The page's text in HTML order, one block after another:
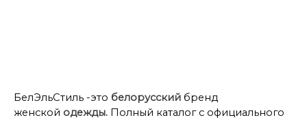
БелЭльСтиль -это белорусский бренд
женской одежды. Полный каталог с официального